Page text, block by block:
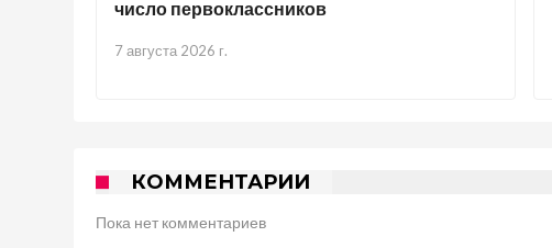
число первоклассников
7 августа 2026 г.
КОММЕНТАРИИ
Пока нет комментариев